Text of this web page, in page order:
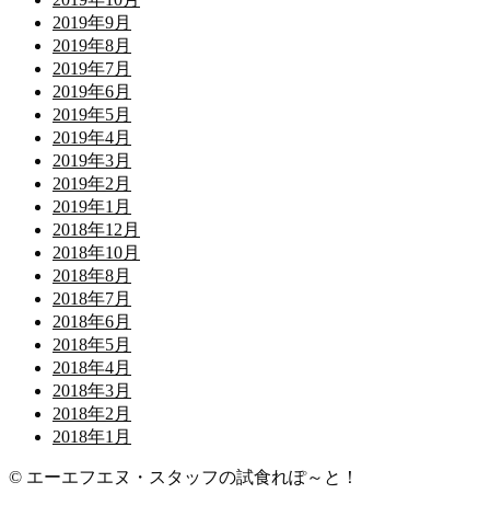
2019年9月
2019年8月
2019年7月
2019年6月
2019年5月
2019年4月
2019年3月
2019年2月
2019年1月
2018年12月
2018年10月
2018年8月
2018年7月
2018年6月
2018年5月
2018年4月
2018年3月
2018年2月
2018年1月
© エーエフエヌ・スタッフの試食れぽ～と！